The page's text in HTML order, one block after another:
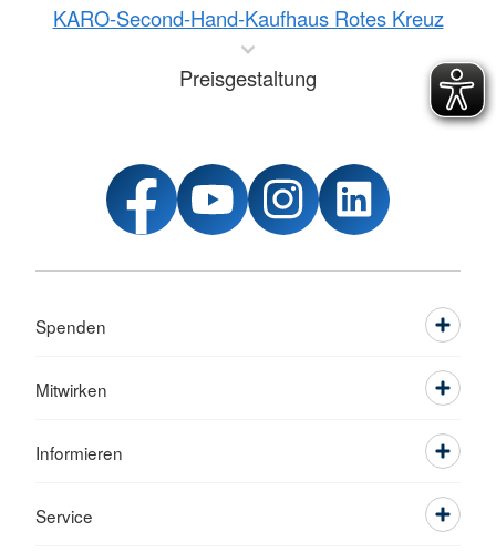
KARO-Second-Hand-Kaufhaus Rotes Kreuz
Preisgestaltung
Spenden
Mitwirken
Informieren
Service